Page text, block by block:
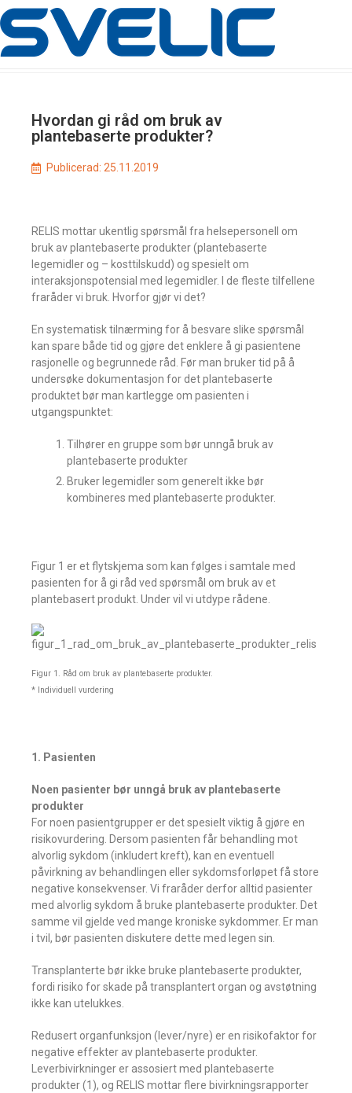
Hvordan gi råd om bruk av
plantebaserte produkter?
Publicerad: 25.11.2019
RELIS mottar ukentlig spørsmål fra helsepersonell om
bruk av plantebaserte produkter (plantebaserte
legemidler og – kosttilskudd) og spesielt om
interaksjonspotensial med legemidler. I de fleste tilfellene
fraråder vi bruk. Hvorfor gjør vi det?
En systematisk tilnærming for å besvare slike spørsmål
kan spare både tid og gjøre det enklere å gi pasientene
rasjonelle og begrunnede råd. Før man bruker tid på å
undersøke dokumentasjon for det plantebaserte
produktet bør man kartlegge om pasienten i
utgangspunktet:
Tilhører en gruppe som bør unngå bruk av
plantebaserte produkter
Bruker legemidler som generelt ikke bør
kombineres med plantebaserte produkter.
Figur 1 er et flytskjema som kan følges i samtale med
pasienten for å gi råd ved spørsmål om bruk av et
plantebasert produkt. Under vil vi utdype rådene.
Figur 1. Råd om bruk av plantebaserte produkter.
* Individuell vurdering
1. Pasienten
Noen pasienter bør unngå bruk av plantebaserte
produkter
For noen pasientgrupper er det spesielt viktig å gjøre en
risikovurdering. Dersom pasienten får behandling mot
alvorlig sykdom (inkludert kreft), kan en eventuell
påvirkning av behandlingen eller sykdomsforløpet få store
negative konsekvenser. Vi fraråder derfor alltid pasienter
med alvorlig sykdom å bruke plantebaserte produkter. Det
samme vil gjelde ved mange kroniske sykdommer. Er man
i tvil, bør pasienten diskutere dette med legen sin.
Transplanterte bør ikke bruke plantebaserte produkter,
fordi risiko for skade på transplantert organ og avstøtning
ikke kan utelukkes.
Redusert organfunksjon (lever/nyre) er en risikofaktor for
negative effekter av plantebaserte produkter.
Leverbivirkninger er assosiert med plantebaserte
produkter (1), og RELIS mottar flere bivirkningsrapporter